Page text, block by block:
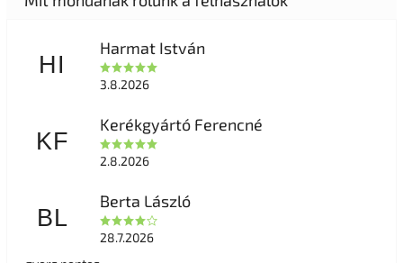
HI
Harmat István
3.8.2026
KF
Kerékgyártó Ferencné
2.8.2026
BL
Berta László
28.7.2026